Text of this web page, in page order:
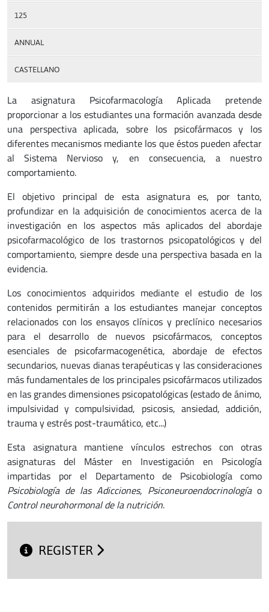
125
ANNUAL
CASTELLANO
La asignatura Psicofarmacología Aplicada pretende
proporcionar a los estudiantes una formación avanzada desde
una perspectiva aplicada, sobre los psicofármacos y los
diferentes mecanismos mediante los que éstos pueden afectar
al Sistema Nervioso y, en consecuencia, a nuestro
comportamiento.
El objetivo principal de esta asignatura es, por tanto,
profundizar en la adquisición de conocimientos acerca de la
investigación en los aspectos más aplicados del abordaje
psicofarmacológico de los trastornos psicopatológicos y del
comportamiento, siempre desde una perspectiva basada en la
evidencia.
Los conocimientos adquiridos mediante el estudio de los
contenidos permitirán a los estudiantes manejar conceptos
relacionados con los ensayos clínicos y preclínico necesarios
para el desarrollo de nuevos psicofármacos, conceptos
esenciales de psicofarmacogenética, abordaje de efectos
secundarios, nuevas dianas terapéuticas y las consideraciones
más fundamentales de los principales psicofármacos utilizados
en las grandes dimensiones psicopatológicas (estado de ánimo,
impulsividad y compulsividad, psicosis, ansiedad, addición,
trauma y estrés post-traumático, etc...)
Esta asignatura mantiene vínculos estrechos con otras
asignaturas del Máster en Investigación en Psicología
impartidas por el Departamento de Psicobiología como
Psicobiología de las Adicciones, Psiconeuroendocrinología o
Control neurohormonal de la nutrición.
REGISTER